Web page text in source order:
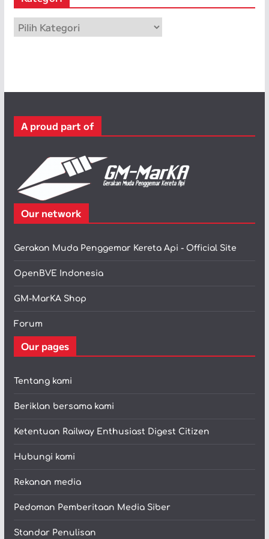
p
a
r
A proud part of
Our network
Gerakan Muda Penggemar Kereta Api - Official Site
OpenBVE Indonesia
GM-MarKA Shop
Forum
Our pages
Tentang kami
Beriklan bersama kami
Ketentuan Railway Enthusiast Digest Citizen
Hubungi kami
Rekanan media
Pedoman Pemberitaan Media Siber
Standar Penulisan